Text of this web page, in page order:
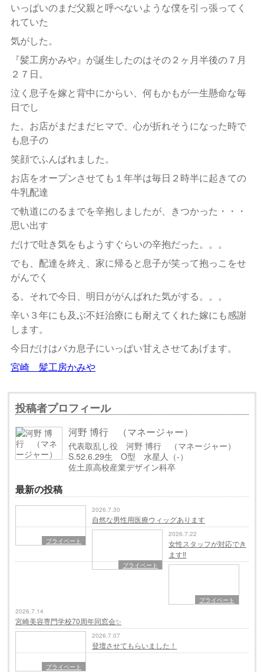
いっぱいのまだ父親と呼べないような僕を引っ張ってく
れていた
気がした。
『髪工房かみや』が誕生したのはその２ヶ月半後の７月
２７日。
泣く息子を嫁と背中にからい、何もかもが一生懸命な毎
日でし
た。お店がまだまだヒマで、心が折れそうになった時で
も息子の
笑顔でふんばれました。
お店をオープンさせても１年半は毎日２時半に起きての
牛乳配達
で軌道にのるまでを辛抱しましたが、きつかった・・・
思い出す
だけで吐き気をもようすぐらいの辛抱だった。。。
でも、配達を終え、家に帰ると息子が笑って抱っこをせ
がんでく
る。それで今日、明日ががんばれた気がする。。。
辛い３年にも及ぶ不妊治療にも耐えてくれた嫁にも感謝
します。
今日だけはバカ息子にいっぱい甘えさせてあげます。
宮崎 髪工房かみや
投稿者プロフィール
河野 博行 （マネージャー）
代表取乱し役 河野 博行 （マネージャー）
S.52.6.29生 O型 水星人（-）
佐土原高校産業デザイン科卒
最新の投稿
プライベート
2026.7.30
自然な男性用医療ウィッグあります
プライベート
2026.7.22
女性スタッフが対応でき
ます‼️
プライベート
2026.7.14
宮崎美容専門学校70周年同窓会✨
プライベート
2026.7.07
登壇させてもらいました！